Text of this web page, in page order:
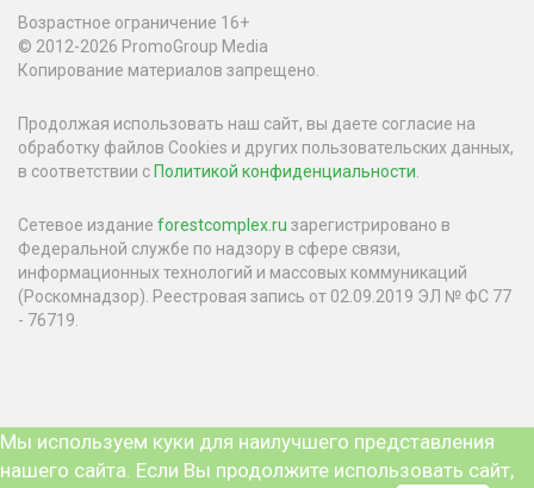
Возрастное ограничение 16+
© 2012-2026 PromoGroup Media
Копирование материалов запрещено.
Продолжая использовать наш сайт, вы даете согласие на
обработку файлов Cookies и других пользовательских данных,
в соответствии с Политикой конфиденциальности
Сетевое издание forestcomplex.ru зарегистрировано в
Федеральной службе по надзору в сфере связи,
информационных технологий и массовых коммуникаций
(Роскомнадзор). Реестровая запись от 02.09.2019 ЭЛ № ФС 77
- 76719.
Мы используем куки для наилучшего представления
нашего сайта. Если Вы продолжите использовать сайт,